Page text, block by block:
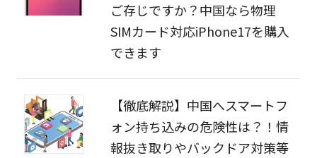
ご存じですか？中国なら物理
SIMカード対応iPhone17を購入
できます
【徹底解説】中国へスマートフ
ォン持ち込みの危険性は？！情
報抜き取りやバックドア対策等